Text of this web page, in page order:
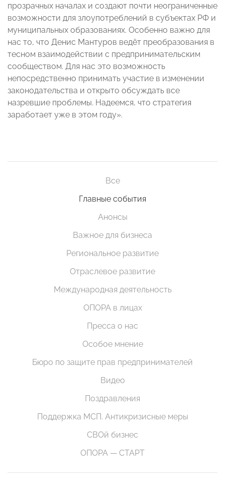
прозрачных началах и создают почти неограниченные
возможности для злоупотреблений в субъектах РФ и
муниципальных образованиях. Особенно важно для
нас то, что Денис Мантуров ведёт преобразования в
тесном взаимодействии с предпринимательским
сообществом. Для нас это возможность
непосредственно принимать участие в изменении
законодательства и открыто обсуждать все
назревшие проблемы. Надеемся, что стратегия
заработает уже в этом году».
Все
Главные события
Анонсы
Важное для бизнеса
Региональное развитие
Отраслевое развитие
Международная деятельность
ОПОРА в лицах
Пресса о нас
Особое мнение
Бюро по защите прав предпринимателей
Видео
Поздравления
Поддержка МСП. Антикризисные меры
СВОй бизнес
ОПОРА — СТАРТ